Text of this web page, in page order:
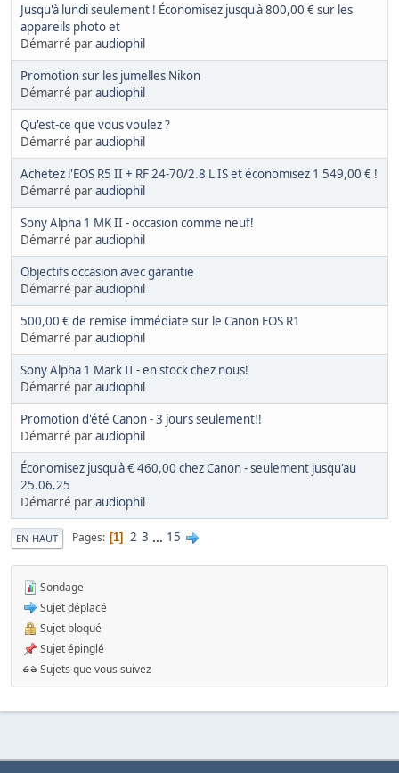
Jusqu'à lundi seulement ! Économisez jusqu'à 800,00 € sur les
appareils photo et
Démarré paraudiophil
Promotion sur les jumelles Nikon
Démarré paraudiophil
Qu'est-ce que vous voulez ?
Démarré paraudiophil
Achetez l'EOS R5 II + RF 24-70/2.8 L IS et économisez 1 549,00 € !
Démarré paraudiophil
Sony Alpha 1 MK II - occasion comme neuf!
Démarré paraudiophil
Objectifs occasion avec garantie
Démarré paraudiophil
500,00 € de remise immédiate sur le Canon EOS R1
Démarré paraudiophil
Sony Alpha 1 Mark II - en stock chez nous!
Démarré paraudiophil
Promotion d'été Canon - 3 jours seulement!!
Démarré paraudiophil
Économisez jusqu'à € 460,00 chez Canon - seulement jusqu'au
25.06.25
Démarré paraudiophil
EN HAUT Pages 1 2 3 ... 15
Sondage
Sujet déplacé
Sujet bloqué
Sujet épinglé
Sujets que vous suivez